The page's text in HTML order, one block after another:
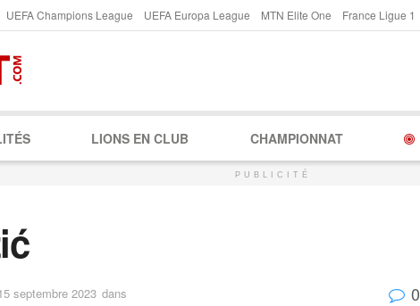
UEFA Champions League UEFA Europa League MTN Elite One France Ligue 1
LIONS EN CLUB CHAMPIONNAT
PUBLICITÉ
septembre 2023 dans 0